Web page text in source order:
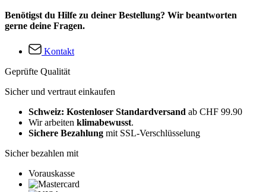
Benötigst du Hilfe zu deiner Bestellung? Wir beantworten
gerne deine Fragen.
Kontakt
Geprüfte Qualität
Sicher und vertraut einkaufen
Schweiz: Kostenloser Standardversand ab CHF 99.90
Wir arbeiten klimabewusst.
Sichere Bezahlung mit SSL-Verschlüsselung
Sicher bezahlen mit
Vorauskasse